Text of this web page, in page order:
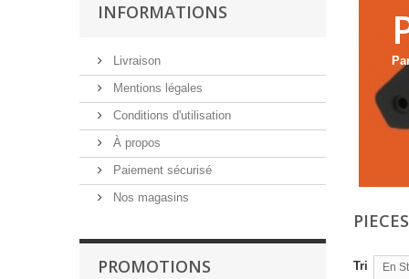
INFORMATIONS
Livraison
Mentions légales
Conditions d'utilisation
À propos
Paiement sécurisé
Nos magasins
PROMOTIONS Tri En